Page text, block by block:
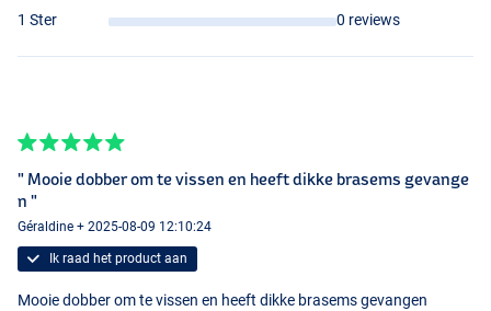
Lengte: 7m
Dobbergewicht: 1,00gr
Onderlijn: 12/00
Lengte: 7m
1 Ster
0 reviews
" Mooie dobber om te vissen en heeft dikke brasems gevange
n "
Géraldine + 2025-08-09 12:10:24
Ik raad het product aan
Mooie dobber om te vissen en heeft dikke brasems gevangen